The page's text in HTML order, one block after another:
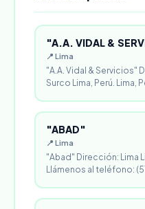
"A.A. VIDAL &
📍 Lima
"A.A. Vidal & Servicios"
Surco Lima, Perú. Lima,
"ABAD"
📍 Lima
"Abad" Dirección: Lima
Llámenos al teléfono: